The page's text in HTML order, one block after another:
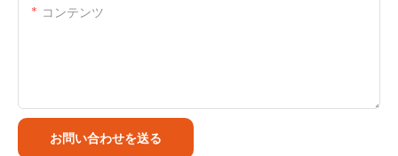
コンテンツ
お問い合わせを送る